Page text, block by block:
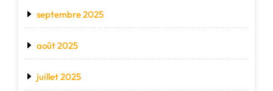
septembre 2025
août 2025
juillet 2025